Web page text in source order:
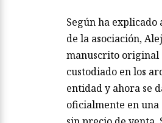
Según ha explicado
de la asociación,
manuscrito original
custodiado en los
entidad y ahora se
oficialmente en